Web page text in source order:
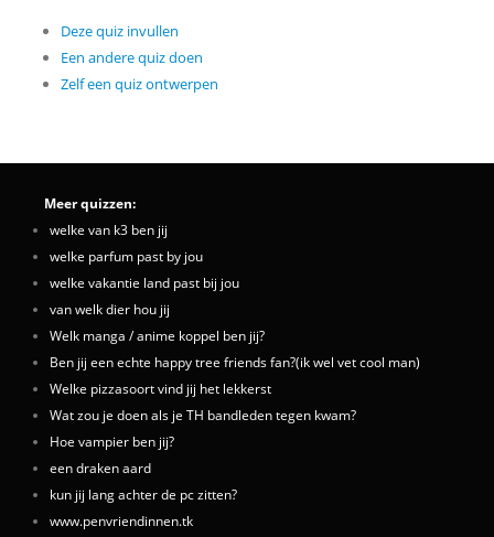
Deze quiz invullen
Een andere quiz doen
Zelf een quiz ontwerpen
Meer quizzen:
welke van k3 ben jij
welke parfum past by jou
welke vakantie land past bij jou
van welk dier hou jij
Welk manga / anime koppel ben jij?
Ben jij een echte happy tree friends fan?(ik wel vet cool man)
Welke pizzasoort vind jij het lekkerst
Wat zou je doen als je TH bandleden tegen kwam?
Hoe vampier ben jij?
een draken aard
kun jij lang achter de pc zitten?
www.penvriendinnen.tk